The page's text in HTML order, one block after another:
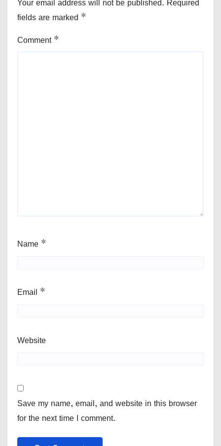
Your email address will not be published. Required
fields are marked *
Comment *
Name *
Email *
Website
Save my name, email, and website in this browser
for the next time I comment.